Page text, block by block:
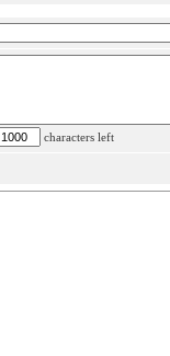
characters left